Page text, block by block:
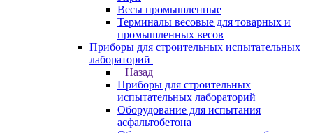
Весы промышленные
Терминалы весовые для товарных и
промышленных весов
Приборы для строительных испытательных
лабораторий
Назад
Приборы для строительных
испытательных лабораторий
Оборудование для испытания
асфальтобетона